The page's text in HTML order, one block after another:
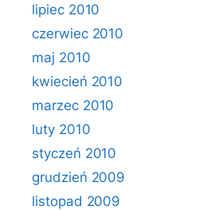
lipiec 2010
czerwiec 2010
maj 2010
kwiecień 2010
marzec 2010
luty 2010
styczeń 2010
grudzień 2009
listopad 2009